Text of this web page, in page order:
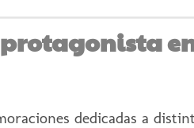
protagonista
dedicadas a